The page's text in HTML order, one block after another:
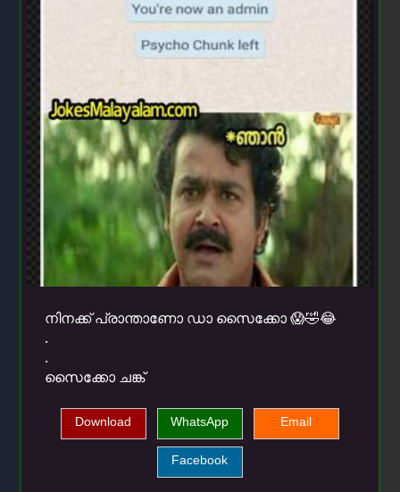
നിനക്ക് പ്രാന്താണോ ഡാ സൈക്കോ 😱🤣😂
.
.
സൈക്കോ ചങ്ക്
Download WhatsApp Email
Facebook